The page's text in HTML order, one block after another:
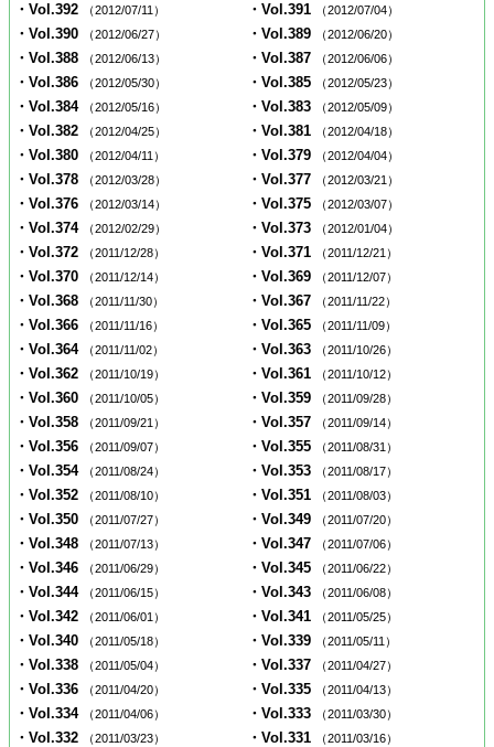
・Vol.392 （2012/07/11） ・Vol.391 （2012/07/04）
・Vol.390 （2012/06/27） ・Vol.389 （2012/06/20）
・Vol.388 （2012/06/13） ・Vol.387 （2012/06/06）
・Vol.386 （2012/05/30） ・Vol.385 （2012/05/23）
・Vol.384 （2012/05/16） ・Vol.383 （2012/05/09）
・Vol.382 （2012/04/25） ・Vol.381 （2012/04/18）
・Vol.380 （2012/04/11） ・Vol.379 （2012/04/04）
・Vol.378 （2012/03/28） ・Vol.377 （2012/03/21）
・Vol.376 （2012/03/14） ・Vol.375 （2012/03/07）
・Vol.374 （2012/02/29） ・Vol.373 （2012/01/04）
・Vol.372 （2011/12/28） ・Vol.371 （2011/12/21）
・Vol.370 （2011/12/14） ・Vol.369 （2011/12/07）
・Vol.368 （2011/11/30） ・Vol.367 （2011/11/22）
・Vol.366 （2011/11/16） ・Vol.365 （2011/11/09）
・Vol.364 （2011/11/02） ・Vol.363 （2011/10/26）
・Vol.362 （2011/10/19） ・Vol.361 （2011/10/12）
・Vol.360 （2011/10/05） ・Vol.359 （2011/09/28）
・Vol.358 （2011/09/21） ・Vol.357 （2011/09/14）
・Vol.356 （2011/09/07） ・Vol.355 （2011/08/31）
・Vol.354 （2011/08/24） ・Vol.353 （2011/08/17）
・Vol.352 （2011/08/10） ・Vol.351 （2011/08/03）
・Vol.350 （2011/07/27） ・Vol.349 （2011/07/20）
・Vol.348 （2011/07/13） ・Vol.347 （2011/07/06）
・Vol.346 （2011/06/29） ・Vol.345 （2011/06/22）
・Vol.344 （2011/06/15） ・Vol.343 （2011/06/08）
・Vol.342 （2011/06/01） ・Vol.341 （2011/05/25）
・Vol.340 （2011/05/18） ・Vol.339 （2011/05/11）
・Vol.338 （2011/05/04） ・Vol.337 （2011/04/27）
・Vol.336 （2011/04/20） ・Vol.335 （2011/04/13）
・Vol.334 （2011/04/06） ・Vol.333 （2011/03/30）
・Vol.332 （2011/03/23） ・Vol.331 （2011/03/16）